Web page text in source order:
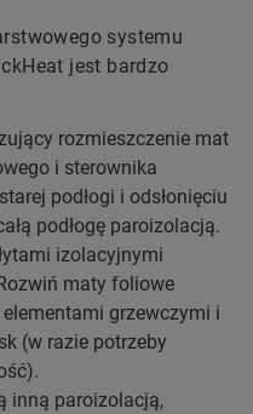
systemu
jest bardzo
rozmieszczenie mat
i sterownika
podłogi i odsłonięciu
podłogę paroizolacją.
izolacyjnymi
maty foliowe
grzewczymi i
(w razie potrzeby
inną paroizolacją,